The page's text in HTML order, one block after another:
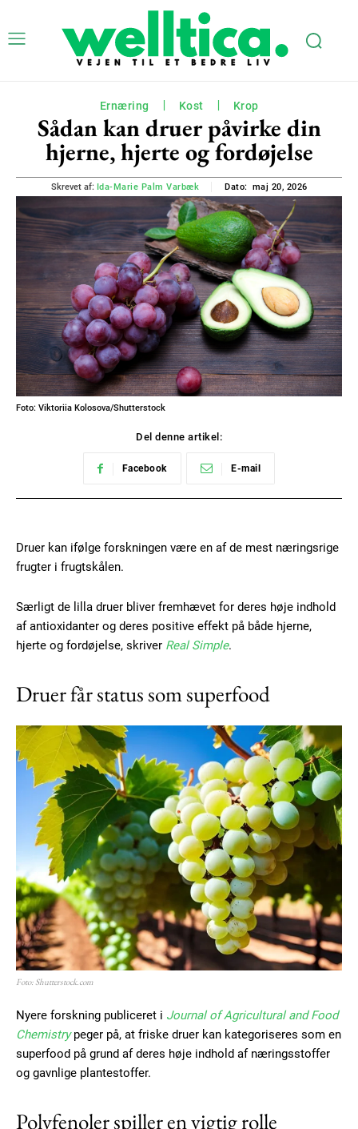
Ernæring Kost Krop
Sådan kan druer påvirke din
hjerne, hjerte og fordøjelse
Skrevet af: Ida-Marie Palm Varbæk Dato: maj 20, 2026
Foto: Viktoriia Kolosova/Shutterstock
Del denne artikel:
Facebook E-mail
Druer kan ifølge forskningen være en af de mest næringsrige
frugter i frugtskålen.
Særligt de lilla druer bliver fremhævet for deres høje indhold
af antioxidanter og deres positive effekt på både hjerne,
hjerte og fordøjelse, skriver Real Simple.
Druer får status som superfood
Foto: Shutterstock.com
Nyere forskning publiceret i Journal of Agricultural and Food
Chemistrypeger på, at friske druer kan kategoriseres som en
superfood på grund af deres høje indhold af næringsstoffer
og gavnlige plantestoffer.
Polyfenoler spiller en vigtig rolle